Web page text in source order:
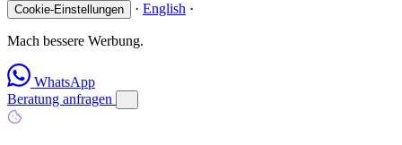
Cookie-Einstellungen · English ·
Mach bessere Werbung.
WhatsApp
Beratung anfragen